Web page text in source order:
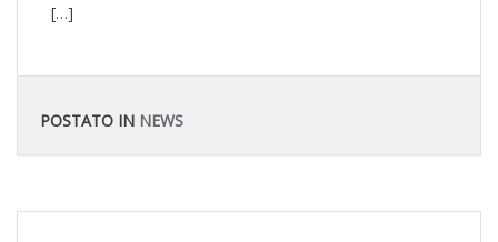
[…]
POSTATO IN NEWS